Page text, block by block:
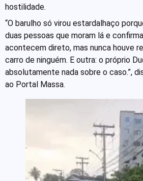
hostilidade.
“O barulho só virou estardalhaço
duas pessoas que moram lá e
acontecem direto, mas nunca houve
carro de ninguém. E outra: o próprio
absolutamente nada sobre o caso.”,
ao Portal Massa.